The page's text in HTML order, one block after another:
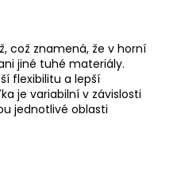
což znamená, že v horní
jiné tuhé materiály.
flexibilitu a lepší
je variabilní v závislosti
jednotlivé oblasti